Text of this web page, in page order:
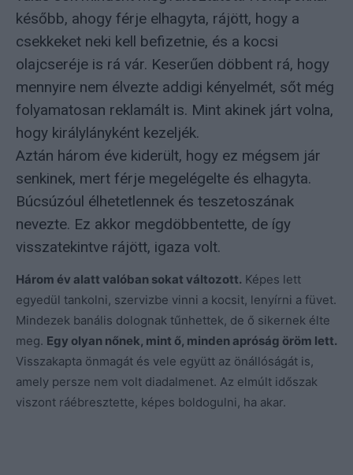
később, ahogy férje elhagyta, rájött, hogy a
csekkeket neki kell befizetnie, és a kocsi
olajcseréje is rá vár. Keserűen döbbent rá, hogy
mennyire nem élvezte addigi kényelmét, sőt még
folyamatosan reklamált is. Mint akinek járt volna,
hogy királylányként kezeljék.
Aztán három éve kiderült, hogy ez mégsem jár
senkinek, mert férje megelégelte és elhagyta.
Búcsúzóul élhetetlennek és teszetoszának
nevezte. Ez akkor megdöbbentette, de így
visszatekintve rájött, igaza volt.
Három év alatt valóban sokat változott. Képes lett
egyedül tankolni, szervizbe vinni a kocsit, lenyírni a füvet.
Mindezek banális dolognak tűnhettek, de ő sikernek élte
meg. Egy olyan nőnek, mint ő, minden apróság öröm lett.
Visszakapta önmagát és vele együtt az önállóságát is,
amely persze nem volt diadalmenet. Az elmúlt időszak
viszont ráébresztette, képes boldogulni, ha akar.